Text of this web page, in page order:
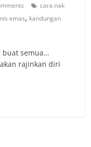
cara nak
emas, kandungan
buat semua…
rajinkan diri